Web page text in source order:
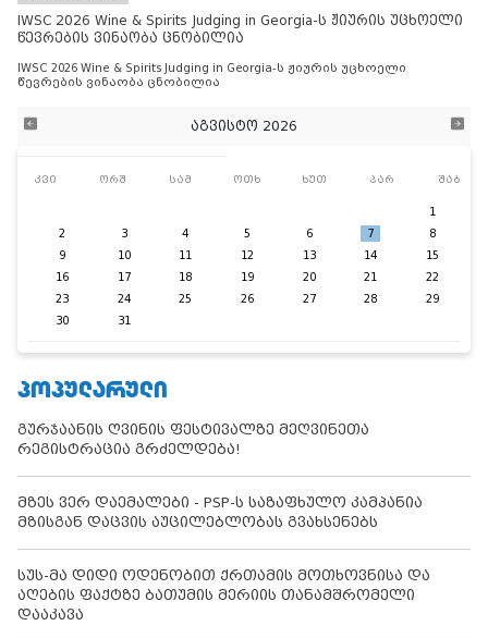
IWSC 2026 Wine & Spirits Judging in Georgia-ს ჟიურის უცხოელი
წევრების ვინაობა ცნობილია
IWSC 2026 Wine & Spirits Judging in Georgia-ს ჟიურის უცხოელი
წევრების ვინაობა ცნობილია
აგვისტო 2026
კვი ორშ სამ ოთხ ხუთ პარ შაბ
1
2
3 4 5 6 7
8
9
10 11 12 13 14
15
16
17 18 19 20 21
22
23
24 25 26 27 28
29
30
31
ᲞᲝᲞᲣᲚᲐᲠᲣᲚᲘ
გურჯაანის ღვინის ფესტივალზე მეღვინეთა
რეგისტრაცია გრძელდება!
მზეს ვერ დაემალები - PSP-ს საზაფხულო კამპანია
მზისგან დაცვის აუცილებლობას გვახსენებს
სუს-მა დიდი ოდენობით ქრთამის მოთხოვნისა და
აღების ფაქტზე ბათუმის მერიის თანამშრომელი
დააკავა